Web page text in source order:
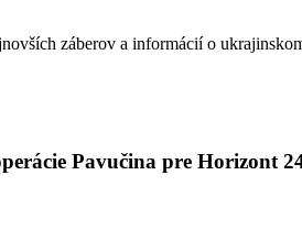
záberov a informácií o
Pavučina pre Horizont